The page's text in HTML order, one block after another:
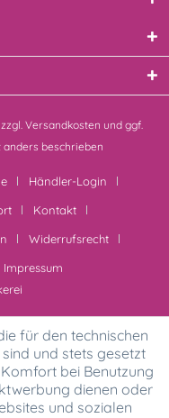
Versandkosten und ggf.
beschrieben
Händler-Login
Kontakt
Widerrufsrecht
Impressum
für den technischen
und stets gesetzt
bei Benutzung
dienen oder
und sozialen